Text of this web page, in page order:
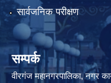
सार्वजनिक परीक्षण
सम्पर्क
वीरगंज महानगरपालिका, नगर